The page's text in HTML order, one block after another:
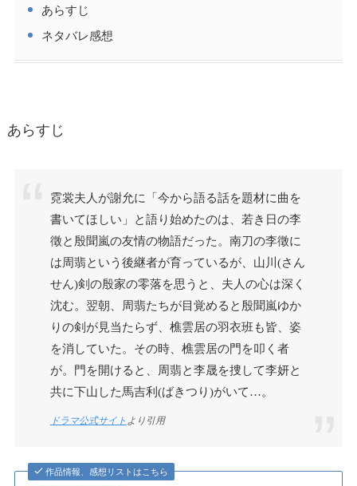
あらすじ
ネタバレ感想
あらすじ
霓裳夫人が謝允に「今から語る話を題材に曲を
書いてほしい」と語り始めたのは、若き日の李
徵と殷聞嵐の友情の物語だった。南刀の李徵に
は周翡という後継者が育っているが、山川(さん
せん)剣の殷家の零落を思うと、夫人の心は深く
沈む。翌朝、周翡たちが目覚めると殷聞嵐ゆか
りの剣が見当たらず、樵雲居の羽衣班も皆、姿
を消していた。その時、樵雲居の門を叩く者
が。門を開けると、周翡と李晟を捜して李妍と
共に下山した馬吉利(ばきつり)がいて…。
ドラマ公式サイト より引用
作品情報、感想リストはこちら